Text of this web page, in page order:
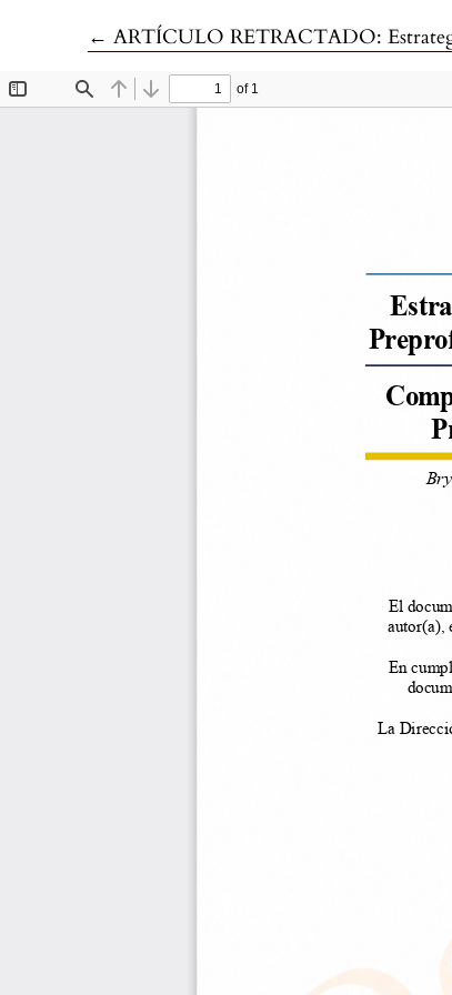
←Volver a los detalles del artículo
ARTÍCULO RETRACTADO: Estrategia Integral de